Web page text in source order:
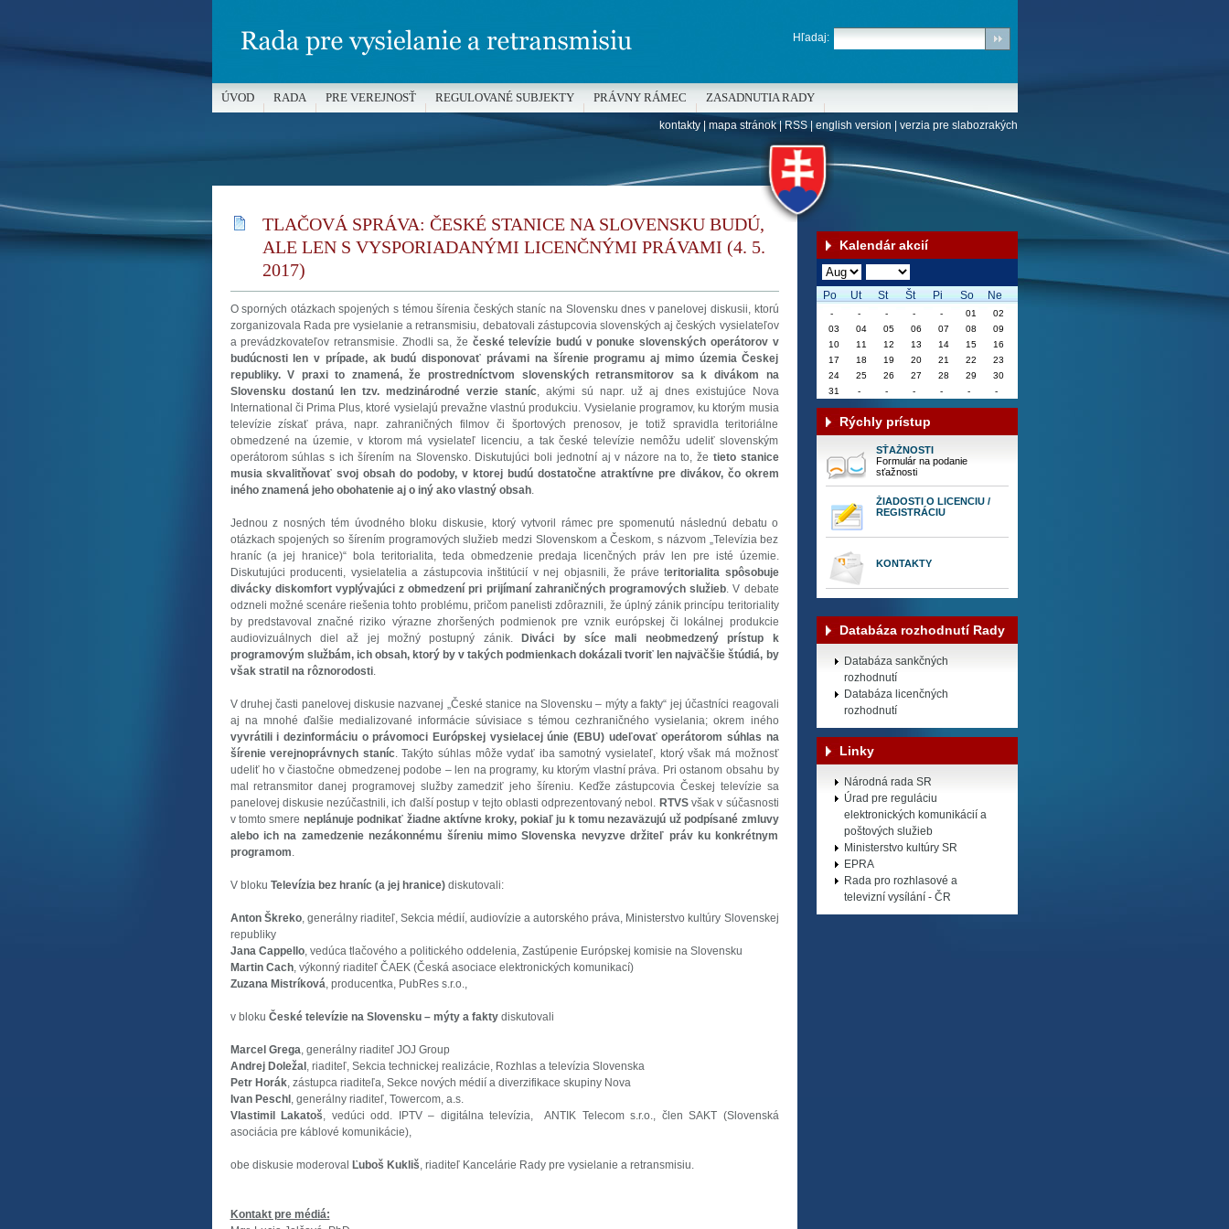
TLAČOVÁ SPRÁVA: ČESKÉ STANICE NA SLOVENSKU BUDÚ,
ALE LEN S VYSPORIADANÝMI LICENČNÝMI PRÁVAMI (4. 5.
2017)
O sporných otázkach spojených s témou šírenia českých staníc na Slovensku dnes v panelovej diskusii, ktorú
zorganizovala Rada pre vysielanie a retransmisiu, debatovali zástupcovia slovenských aj českých vysielateľov
a prevádzkovateľov retransmisie. Zhodli sa, že české televízie budú v ponuke slovenských operátorov v
budúcnosti len v prípade, ak budú disponovať právami na šírenie programu aj mimo územia Českej
republiky. V praxi to znamená, že prostredníctvom slovenských retransmitorov sa k divákom na
Slovensku dostanú len tzv. medzinárodné verzie staníc, akými sú napr. už aj dnes existujúce Nova
International či Prima Plus, ktoré vysielajú prevažne vlastnú produkciu. Vysielanie programov, ku ktorým musia
televízie získať práva, napr. zahraničných filmov či športových prenosov, je totiž spravidla teritoriálne
obmedzené na územie, v ktorom má vysielateľ licenciu, a tak české televízie nemôžu udeliť slovenským
operátorom súhlas s ich šírením na Slovensko. Diskutujúci boli jednotní aj v názore na to, že tieto stanice
musia skvalitňovať svoj obsah do podoby, v ktorej budú dostatočne atraktívne pre divákov, čo okrem
iného znamená jeho obohatenie aj o iný ako vlastný obsah.
Jednou z nosných tém úvodného bloku diskusie, ktorý vytvoril rámec pre spomenutú následnú debatu o
otázkach spojených so šírením programových služieb medzi Slovenskom a Českom, s názvom „Televízia bez
hraníc (a jej hranice)“ bola teritorialita, teda obmedzenie predaja licenčných práv len pre isté územie.
Diskutujúci producenti, vysielatelia a zástupcovia inštitúcií v nej objasnili, že práve teritorialita spôsobuje
divácky diskomfort vyplývajúci z obmedzení pri prijímaní zahraničných programových služieb. V debate
odzneli možné scenáre riešenia tohto problému, pričom panelisti zdôraznili, že úplný zánik princípu teritoriality
by predstavoval značné riziko výrazne zhoršených podmienok pre vznik európskej či lokálnej produkcie
audiovizuálnych diel až jej možný postupný zánik.
Diváci by síce mali neobmedzený prístup k
programovým službám, ich obsah, ktorý by v takých podmienkach dokázali tvoriť len najväčšie štúdiá, by
však stratil na rôznorodosti.
V druhej časti panelovej diskusie nazvanej „České stanice na Slovensku – mýty a fakty“ jej účastníci reagovali
aj na mnohé ďalšie medializované informácie súvisiace s témou cezhraničného vysielania; okrem iného
vyvrátili i dezinformáciu o právomoci Európskej vysielacej únie (EBU) udeľovať operátorom súhlas na
šírenie verejnoprávnych staníc. Takýto súhlas môže vydať iba samotný vysielateľ, ktorý však má možnosť
udeliť ho v čiastočne obmedzenej podobe – len na programy, ku ktorým vlastní práva. Pri ostanom obsahu by
mal retransmitor danej programovej služby zamedziť jeho šíreniu. Keďže zástupcovia Českej televízie sa
panelovej diskusie nezúčastnili, ich ďalší postup v tejto oblasti odprezentovaný nebol. RTVSvšak v súčasnosti
v tomto smere neplánuje podnikať žiadne aktívne kroky, pokiaľ ju k tomu nezaväzujú už podpísané zmluvy
alebo ich na zamedzenie nezákonnému šíreniu mimo Slovenska nevyzve držiteľ práv ku konkrétnym
programom.
V bloku Televízia bez hraníc (a jej hranice)diskutovali:
Anton Škreko, generálny riaditeľ, Sekcia médií, audiovízie a autorského práva, Ministerstvo kultúry Slovenskej
republiky
Jana Cappello, vedúca tlačového a politického oddelenia, Zastúpenie Európskej komisie na Slovensku
Martin Cach, výkonný riaditeľ ČAEK (Česká asociace elektronických komunikací)
Zuzana Mistríková, producentka, PubRes s.r.o.,
v bloku České televízie na Slovensku – mýty a faktydiskutovali
Marcel Grega, generálny riaditeľ JOJ Group
Andrej Doležal , riaditeľ, Sekcia technickej realizácie, Rozhlas a televízia Slovenska
Petr Horák, zástupca riaditeľa, Sekce nových médií a diverzifikace skupiny Nova
Ivan Peschl , generálny riaditeľ, Towercom, a.s.
Vlastimil Lakatoš, vedúci odd. IPTV – digitálna televízia, ANTIK Telecom s.r.o., člen SAKT (Slovenská
asociácia pre káblové komunikácie),
obe diskusie moderoval Ľuboš Kukliš, riaditeľ Kancelárie Rady pre vysielanie a retransmisiu.
Kontakt pre médiá:
Kalendár akcií
Po Ut St Št Pi So Ne
Rýchly prístup
SŤAŽNOSTI
Formulár na podanie
sťažnosti
ŽIADOSTI O LICENCIU /
REGISTRÁCIU
KONTAKTY
Databáza rozhodnutí Rady
Databáza sankčných
rozhodnutí
Databáza licenčných
rozhodnutí
Linky
Národná rada SR
Úrad pre reguláciu
elektronických komunikácií a
poštových služieb
Ministerstvo kultúry SR
EPRA
Rada pro rozhlasové a
televizní vysílání - ČR
Hľadaj:
ÚVOD RADA PRE VEREJNOSŤ REGULOVANÉ SUBJEKTY PRÁVNY RÁMEC ZASADNUTIA RADY
kontakty| mapa stránok|RSS| english version verzia pre slabozrakých